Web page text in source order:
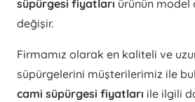
süpürgesi fiyatları ürünün model
değişir.
Firmamız olarak en kaliteli ve
süpürgelerini müşterilerimiz ile
cami süpürgesi fiyatları ile ilgili